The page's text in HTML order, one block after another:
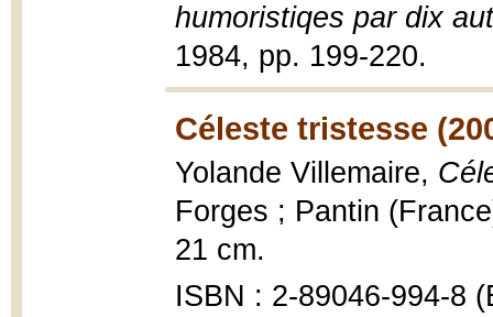
humoristiqes par dix
1984, pp. 199-220.
Céleste tristesse
Yolande Villemaire,
Forges ; Pantin
21 cm.
ISBN : 2-89046-994-8